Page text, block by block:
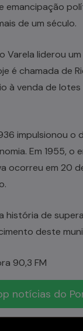
emancipação
de um século.
Varela liderou
chamada de
à venda de
impulsionou o
Em 1955, o
ocorreu em 20
história de
deste
90,3 FM
notícias do